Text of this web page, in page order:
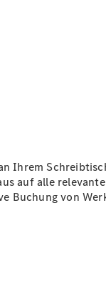
Ihrem
auf alle
Buchung von